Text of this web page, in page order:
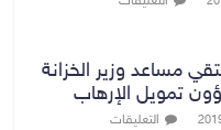
مساعد وزير الخزانة
تمويل الإرهاب
التعليقات